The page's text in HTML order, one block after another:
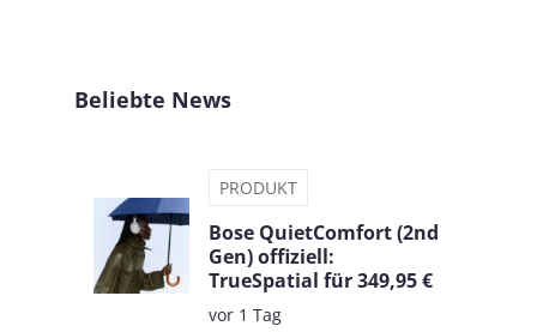
Beliebte News
PRODUKT
Bose QuietComfort (2nd
Gen) offiziell:
TrueSpatial für 349,95 €
vor 1 Tag